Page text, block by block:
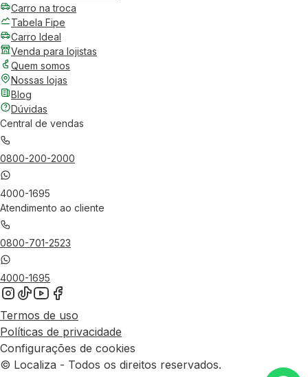
Carro na troca
Tabela Fipe
Carro Ideal
Venda para lojistas
Quem somos
Nossas lojas
Blog
Dúvidas
Central de vendas
0800-200-2000
4000-1695
Atendimento ao cliente
0800-701-2523
4000-1695
Termos de uso
Políticas de privacidade
Configurações de cookies
© Localiza - Todos os direitos reservados.